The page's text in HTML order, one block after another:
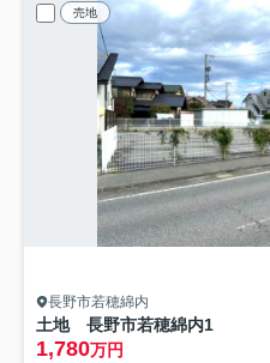
売地
長野市若穂綿内
土地 長野市若穂綿内1
1,780万円